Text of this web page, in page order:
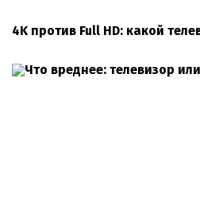
4K против Full HD: какой